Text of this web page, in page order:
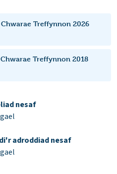
Treffynnon 2026
Treffynnon 2018
nesaf
adroddiad nesaf